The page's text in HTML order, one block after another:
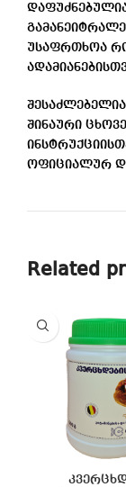
უსაფრთხოა
შესაძლებელია
შინაური
ოფიციალურ
Related